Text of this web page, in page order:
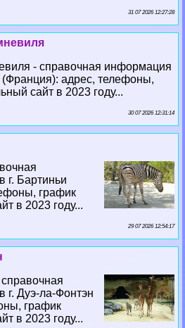
31 07 2026 12:27:28
- справочная информация
(Франция): адрес, телефоны,
сайт в 2023 году...
30 07 2026 12:31:14
г. Бартиньи
график
в 2023 году...
29 07 2026 12:54:17
г. Дуэ-ла-Фонтэн
график
в 2023 году...